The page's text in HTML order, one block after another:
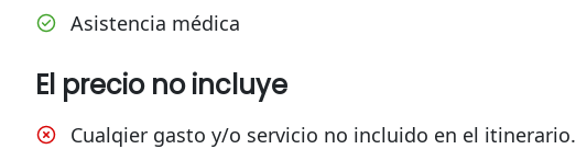
Asistencia médica
El precio no incluye
Cualqier gasto y/o servicio no incluido en el itinerario.